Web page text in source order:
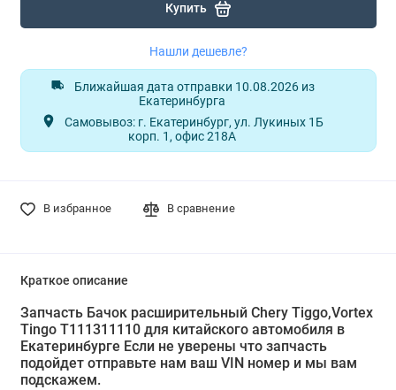
Купить
Нашли дешевле?
Ближайшая дата отправки 10.08.2026 из
Екатеринбурга
Самовывоз: г. Екатеринбург, ул. Лукиных 1Б
корп. 1, офис 218А
В избранное В сравнение
Краткое описание
Запчасть Бачок расширительный Chery Tiggo,Vortex
Tingo T111311110 для китайского автомобиля в
Екатеринбурге Если не уверены что запчасть
подойдет отправьте нам ваш VIN номер и мы вам
подскажем.